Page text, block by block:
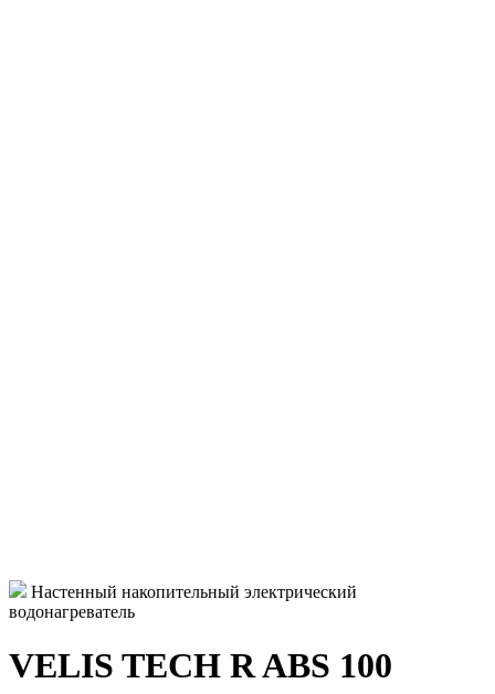
Настенный накопительный электрический
водонагреватель
VELIS TECH R ABS 100